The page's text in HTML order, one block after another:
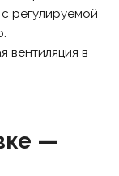
регулируемой
вентиляция в
—